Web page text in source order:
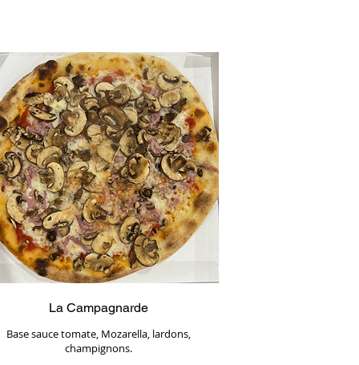
La Campagnarde
Base sauce tomate, Mozarella, lardons,
champignons.